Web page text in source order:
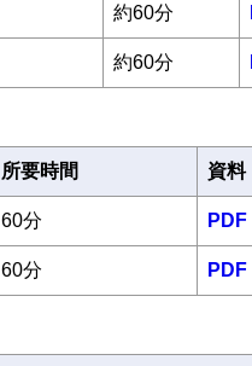
約60分
約60分
所要時間 資料
60分 PDF
60分 PDF